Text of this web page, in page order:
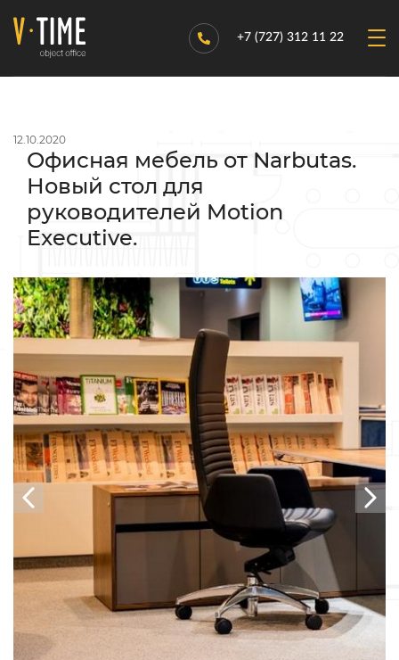
+7 (727) 312 11 22
12.10.2020
Офисная мебель от Narbutas.
Новый стол для
руководителей Motion
Executive.